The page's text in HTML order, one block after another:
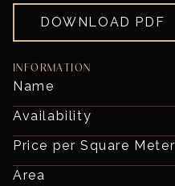
DOWNLOAD PDF
INFORMATION
Name
Availability
Price per Square Meter
Area